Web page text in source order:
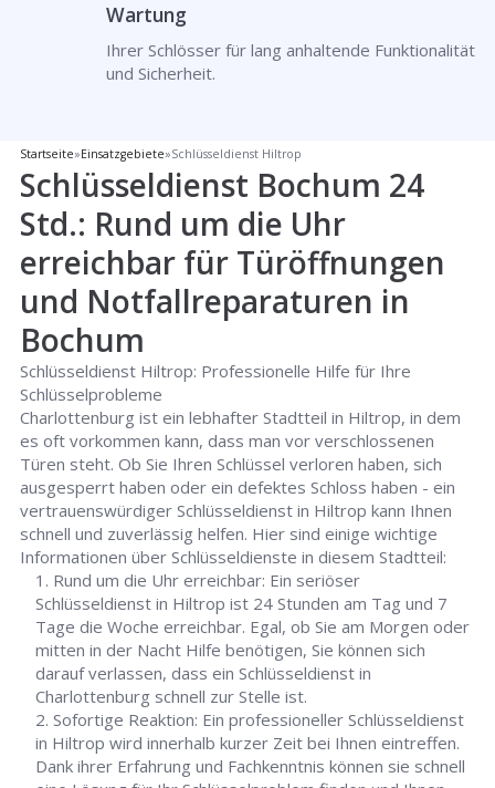
Wartung
Ihrer Schlösser für lang anhaltende Funktionalität
und Sicherheit.
Startseite»Einsatzgebiete»Schlüsseldienst Hiltrop
Schlüsseldienst Bochum 24
Std.: Rund um die Uhr
erreichbar für Türöffnungen
und Notfallreparaturen in
Bochum
Schlüsseldienst Hiltrop: Professionelle Hilfe für Ihre
Schlüsselprobleme
Charlottenburg ist ein lebhafter Stadtteil in Hiltrop, in dem
es oft vorkommen kann, dass man vor verschlossenen
Türen steht. Ob Sie Ihren Schlüssel verloren haben, sich
ausgesperrt haben oder ein defektes Schloss haben - ein
vertrauenswürdiger Schlüsseldienst in Hiltrop kann Ihnen
schnell und zuverlässig helfen. Hier sind einige wichtige
Informationen über Schlüsseldienste in diesem Stadtteil:
Rund um die Uhr erreichbar: Ein seriöser
Schlüsseldienst in Hiltrop ist 24 Stunden am Tag und 7
Tage die Woche erreichbar. Egal, ob Sie am Morgen oder
mitten in der Nacht Hilfe benötigen, Sie können sich
darauf verlassen, dass ein Schlüsseldienst in
Charlottenburg schnell zur Stelle ist.
Sofortige Reaktion: Ein professioneller Schlüsseldienst
in Hiltrop wird innerhalb kurzer Zeit bei Ihnen eintreffen.
Dank ihrer Erfahrung und Fachkenntnis können sie schnell